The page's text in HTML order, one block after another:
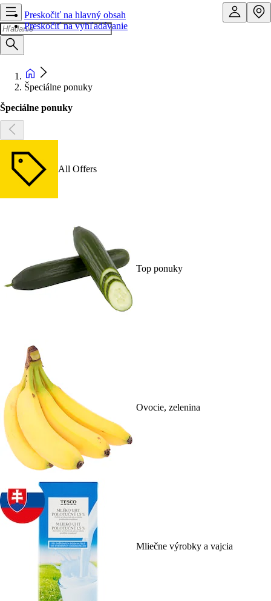
Preskočiť na hlavný obsah
Preskočiť na vyhľadávanie
Špeciálne ponuky
Špeciálne ponuky
All Offers
Top ponuky
Ovocie, zelenina
Mliečne výrobky a vajcia